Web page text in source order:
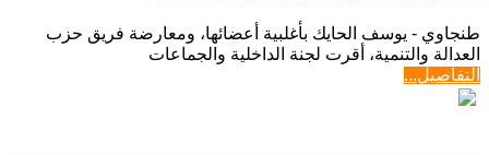
طنجاوي - يوسف الحايك بأغلبية أعضائها، ومعارضة فريق حزب
العدالة والتنمية، أقرت لجنة الداخلية والجماعات
التفاصيل...